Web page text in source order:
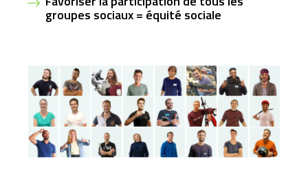
groupes sociaux = équité sociale